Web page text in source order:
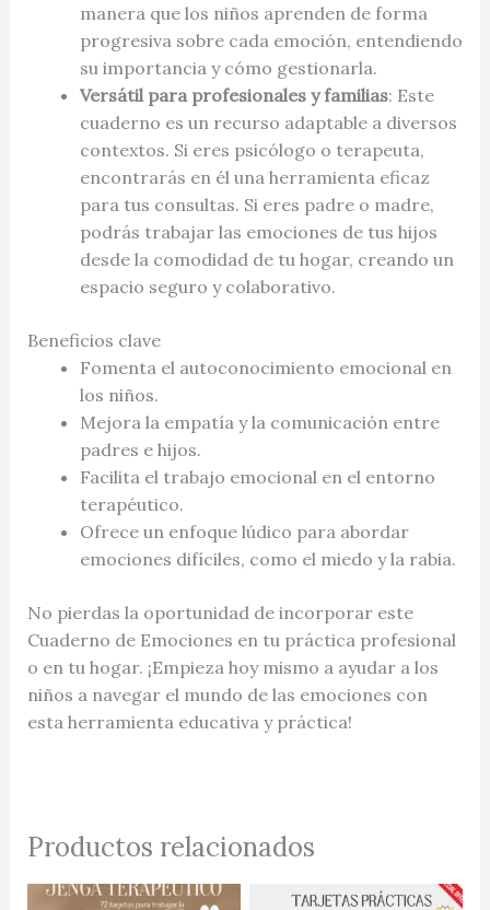
manera que los niños aprenden de forma
progresiva sobre cada emoción, entendiendo
su importancia y cómo gestionarla.
Versátil para profesionales y familias: Este
cuaderno es un recurso adaptable a diversos
contextos. Si eres psicólogo o terapeuta,
encontrarás en él una herramienta eficaz
para tus consultas. Si eres padre o madre,
podrás trabajar las emociones de tus hijos
desde la comodidad de tu hogar, creando un
espacio seguro y colaborativo.
Beneficios clave
Fomenta el autoconocimiento emocional en
los niños.
Mejora la empatía y la comunicación entre
padres e hijos.
Facilita el trabajo emocional en el entorno
terapéutico.
Ofrece un enfoque lúdico para abordar
emociones difíciles, como el miedo y la rabia.
No pierdas la oportunidad de incorporar este
Cuaderno de Emociones en tu práctica profesional
o en tu hogar. ¡Empieza hoy mismo a ayudar a los
niños a navegar el mundo de las emociones con
esta herramienta educativa y práctica!
Productos relacionados